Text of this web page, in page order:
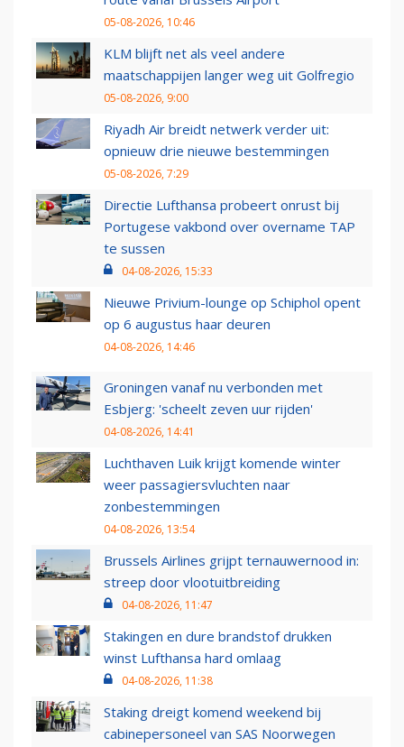
05-08-2026, 10:46
KLM blijft net als veel andere
maatschappijen langer weg uit Golfregio
05-08-2026, 9:00
Riyadh Air breidt netwerk verder uit:
opnieuw drie nieuwe bestemmingen
05-08-2026, 7:29
Directie Lufthansa probeert onrust bij
Portugese vakbond over overname TAP
te sussen
04-08-2026, 15:33
Nieuwe Privium-lounge op Schiphol opent
op 6 augustus haar deuren
04-08-2026, 14:46
Groningen vanaf nu verbonden met
Esbjerg: 'scheelt zeven uur rijden'
04-08-2026, 14:41
Luchthaven Luik krijgt komende winter
weer passagiersvluchten naar
zonbestemmingen
04-08-2026, 13:54
Brussels Airlines grijpt ternauwernood in:
streep door vlootuitbreiding
04-08-2026, 11:47
Stakingen en dure brandstof drukken
winst Lufthansa hard omlaag
04-08-2026, 11:38
Staking dreigt komend weekend bij
cabinepersoneel van SAS Noorwegen